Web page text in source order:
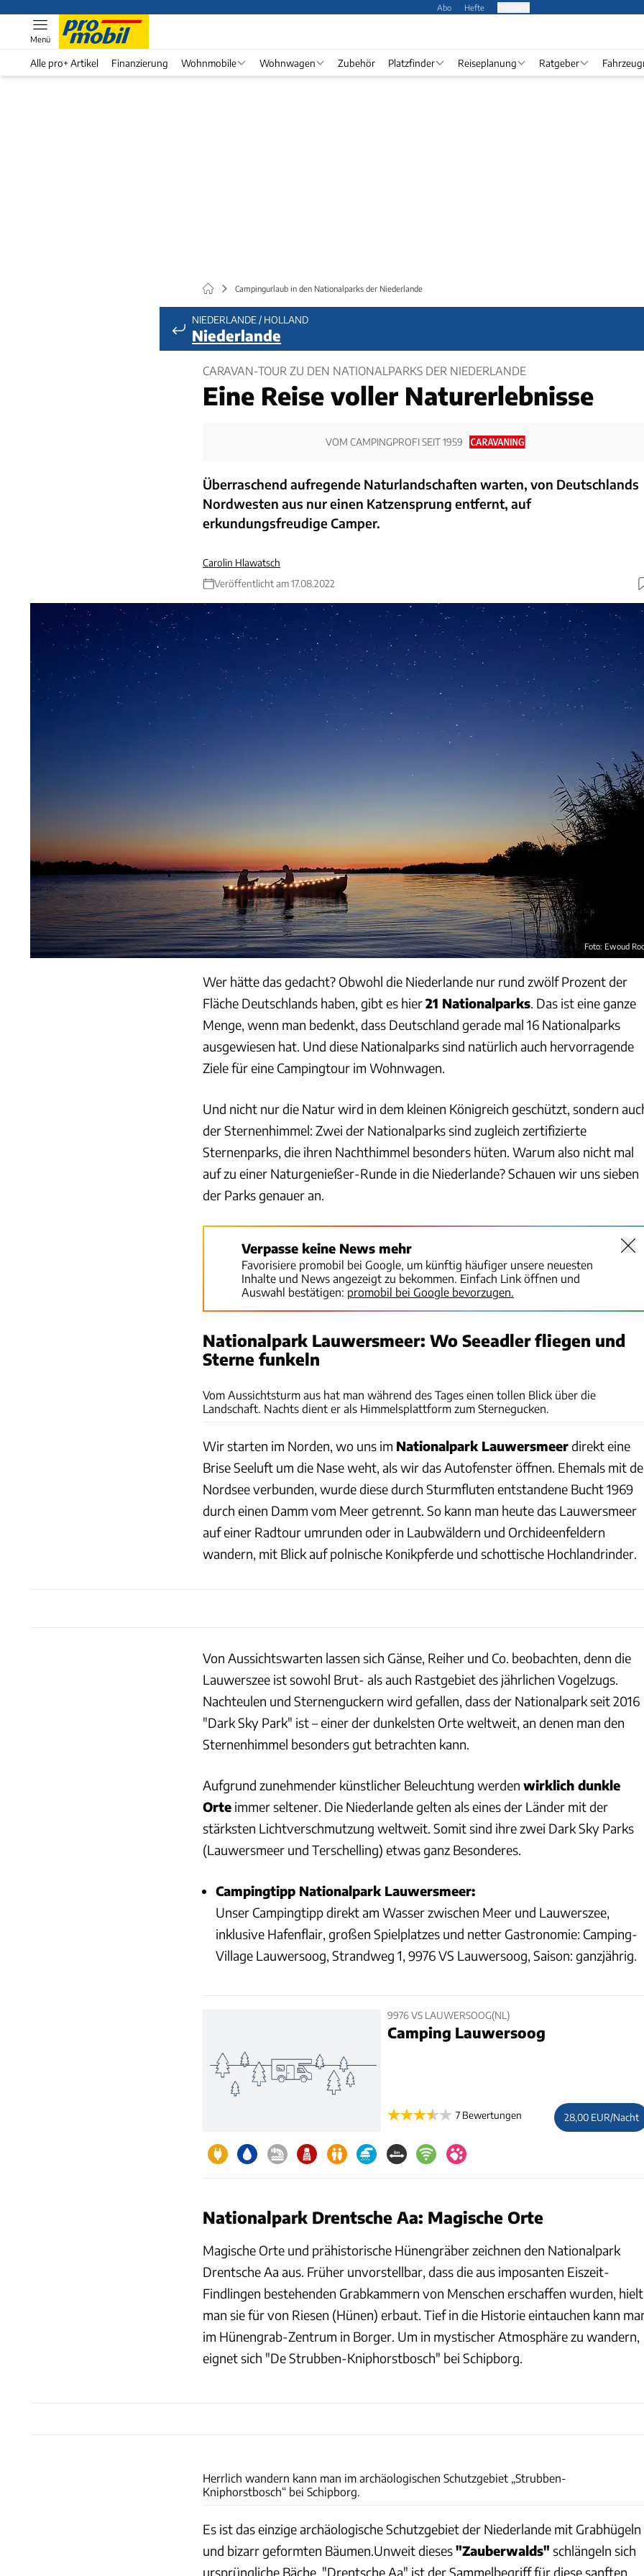
Abo Hefte
Menü
Alle pro+ Artikel Finanzierung Wohnmobile Wohnwagen Zubehör Platzfinder Reiseplanung Ratgeber
Campingurlaub in den Nationalparks der Niederlande
NIEDERLANDE / HOLLAND
Niederlande
CARAVAN-TOUR ZU DEN NATIONALPARKS DER NIEDERLANDE
Eine Reise voller Naturerlebnisse
VOM CAMPINGPROFI SEIT 1959
Überraschend aufregende Naturlandschaften warten, von Deutschlands
Nordwesten aus nur einen Katzensprung entfernt, auf
erkundungsfreudige Camper.
Carolin Hlawatsch
Veröffentlicht am 17.08.2022
Foto: Ewoud
Wer hätte das gedacht? Obwohl die Niederlande nur rund zwölf Prozent der
Fläche Deutschlands haben, gibt es hier21 Nationalparks . Das ist eine ganze
Menge, wenn man bedenkt, dass Deutschland gerade mal 16 Nationalparks
ausgewiesen hat. Und diese Nationalparks sind natürlich auch hervorragende
Ziele für eine Campingtour im Wohnwagen.
Und nicht nur die Natur wird in dem kleinen Königreich geschützt, sondern
der Sternenhimmel: Zwei der Nationalparks sind zugleich zertifizierte
Sternenparks, die ihren Nachthimmel besonders hüten. Warum also nicht mal
auf zu einer Naturgenießer-Runde in die Niederlande? Schauen wir uns sieben
der Parks genauer an.
Verpasse keine News mehr
Favorisiere promobil bei Google, um künftig häufiger unsere neuesten
Inhalte und News angezeigt zu bekommen. Einfach Link öffnen und
Auswahl bestätigen: promobil bei Google bevorzugen.
Nationalpark Lauwersmeer: Wo Seeadler fliegen und
Sterne funkeln
Vom Aussichtsturm aus hat man während des Tages einen tollen Blick über die
Landschaft. Nachts dient er als Himmelsplattform zum Sternegucken.
Wir starten im Norden, wo uns im Nationalpark Lauwersmeerdirekt eine
Brise Seeluft um die Nase weht, als wir das Autofenster öffnen. Ehemals mit
Nordsee verbunden, wurde diese durch Sturmfluten entstandene Bucht 1969
durch einen Damm vom Meer getrennt. So kann man heute das Lauwersmeer
auf einer Radtour umrunden oder in Laubwäldern und Orchideenfeldern
wandern, mit Blick auf polnische Konikpferde und schottische Hochlandrinder.
Von Aussichtswarten lassen sich Gänse, Reiher und Co. beobachten, denn die
Lauwerszee ist sowohl Brut- als auch Rastgebiet des jährlichen Vogelzugs.
Nachteulen und Sternenguckern wird gefallen, dass der Nationalpark seit 2016
"Dark Sky Park" ist – einer der dunkelsten Orte weltweit, an denen man den
Sternenhimmel besonders gut betrachten kann.
Aufgrund zunehmender künstlicher Beleuchtung werden wirklich dunkle
Orte immer seltener. Die Niederlande gelten als eines der Länder mit der
stärksten Lichtverschmutzung weltweit. Somit sind ihre zwei Dark Sky Parks
(Lauwersmeer und Terschelling) etwas ganz Besonderes.
Campingtipp Nationalpark Lauwersmeer:
Unser Campingtipp direkt am Wasser zwischen Meer und Lauwerszee,
inklusive Hafenflair, großen Spielplatzes und netter Gastronomie: Camping-
Village Lauwersoog, Strandweg 1, 9976 VS Lauwersoog, Saison: ganzjährig.
9976 VS LAUWERSOOG(NL)
Camping Lauwersoog
7 Bewertungen 28,00 EUR/Nacht
Nationalpark Drentsche Aa: Magische Orte
Magische Orte und prähistorische Hünengräber zeichnen den Nationalpark
Drentsche Aa aus. Früher unvorstellbar, dass die aus imposanten Eiszeit-
Findlingen bestehenden Grabkammern von Menschen erschaffen wurden, hielt
man sie für von Riesen (Hünen) erbaut. Tief in die Historie eintauchen kann
im Hünengrab-Zentrum in Borger. Um in mystischer Atmosphäre zu wandern,
eignet sich "De Strubben-Kniphorstbosch" bei Schipborg.
Herrlich wandern kann man im archäologischen Schutzgebiet „Strubben-
Kniphorstbosch“ bei Schipborg.
Es ist das einzige archäologische Schutzgebiet der Niederlande mit Grabhügeln
und bizarr geformten Bäumen.Unweit dieses"Zauberwalds" schlängeln sich
ursprüngliche Bäche. "Drentsche Aa" ist der Sammelbegriff für diese sanften